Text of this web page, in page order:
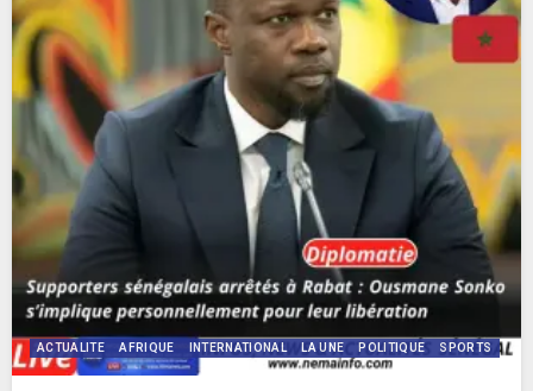
ACTUALITE AFRIQUE INTERNATIONAL LA UNE POLITIQUE SPORTS